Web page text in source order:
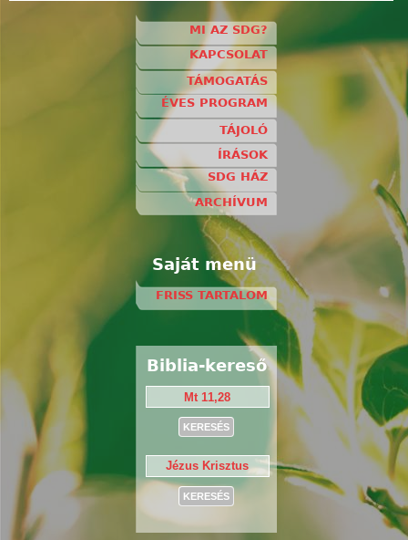
MI AZ SDG?
KAPCSOLAT
TÁMOGATÁS
ÉVES PROGRAM
TÁJOLÓ
ÍRÁSOK
SDG HÁZ
ARCHÍVUM
Saját menü
FRISS TARTALOM
Biblia-kereső